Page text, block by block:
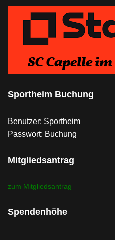
Sportheim Buchung
Benutzer: Sportheim
Passwort: Buchung
Mitgliedsantrag
zum Mitgliedsantrag
Spendenhöhe